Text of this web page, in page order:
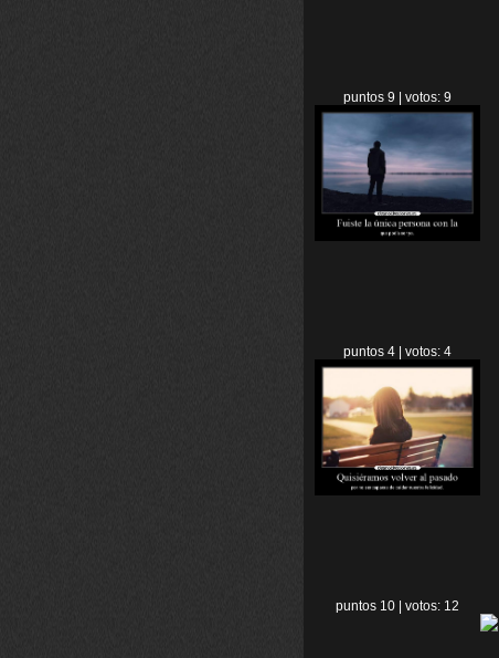
puntos 9 | votos: 9
puntos 4 | votos: 4
puntos 10 | votos: 12